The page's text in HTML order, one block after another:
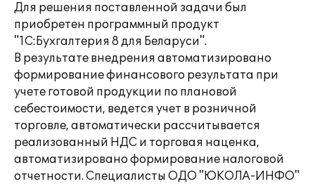
Для решения поставленной задачи был
приобретен программный продукт
"1С:Бухгалтерия 8 для Беларуси".
В результате внедрения автоматизировано
формирование финансового результата при
учете готовой продукции по плановой
себестоимости, ведется учет в розничной
торговле, автоматически рассчитывается
реализованный НДС и торговая наценка,
автоматизировано формирование налоговой
отчетности. Специалисты ОДО "ЮКОЛА-ИНФО"